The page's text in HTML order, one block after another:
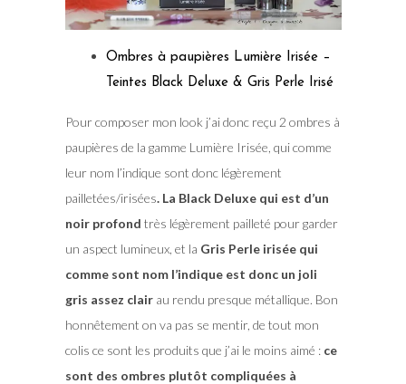
Ombres à paupières Lumière Irisée –
Teintes Black Deluxe & Gris Perle Irisé
Pour composer mon look j’ai donc reçu 2 ombres à
paupières de la gamme Lumière Irisée, qui comme
leur nom l’indique sont donc légèrement
pailletées/irisées. La Black Deluxe qui est d’un
noir profond très légèrement pailleté pour garder
un aspect lumineux, et la Gris Perle irisée qui
comme sont nom l’indique est donc un joli
gris assez clairau rendu presque métallique. Bon
honnêtement on va pas se mentir, de tout mon
colis ce sont les produits que j’ai le moins aimé :ce
sont des ombres plutôt compliquées à